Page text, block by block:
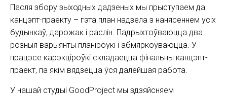
Пасля збору зыходных дадзеных мы прыступаем да
канцэпт-праекту – гэта план надзела з нанясеннем усіх
будынкаў, дарожак і раслін. Падрыхтоўваюцца два
розныя варыянты планіроўкі і абмяркоўваюцца. У
працэсе карэкціроўкі складаецца фінальны канцэпт-
праект, па якім вядзецца ўся далейшая работа.
У нашай студыі GoodProject мы здзяйсняем